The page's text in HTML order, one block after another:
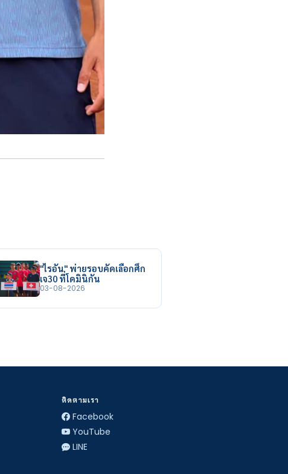
"ไรอัน" พ่ายรอบคัดเลือกศึก
เจ30 ที่โดมินิกัน
03-08-2026
ติดตามเรา
Facebook
YouTube
LINE